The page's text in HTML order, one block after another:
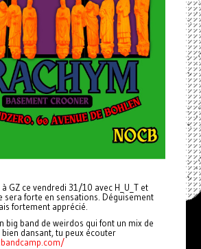
GZ ce vendredi 31/10 avec H_U_T et
sera forte en sensations. Déguisement
fortement apprécié.
big band de weirdos qui font un mix de
dansant, tu peux écouter